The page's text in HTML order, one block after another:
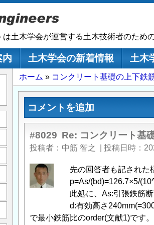
は土木学会が運営する土木技術者のため
内 土木学会の新着情報
土木
パ
ン
ず
ホーム コンクリート基礎の上下鉄
コメントを追加
#8029 Re: コンクリート基
投稿者 中筋 智之 投稿日時
先の回答者も記された
p=As/(bd)=126.7×5/
此処に、As:引張鉄筋断
d:有効高さ240mm(=300-60)(
で最小鉄筋比のorder(文献1)です。